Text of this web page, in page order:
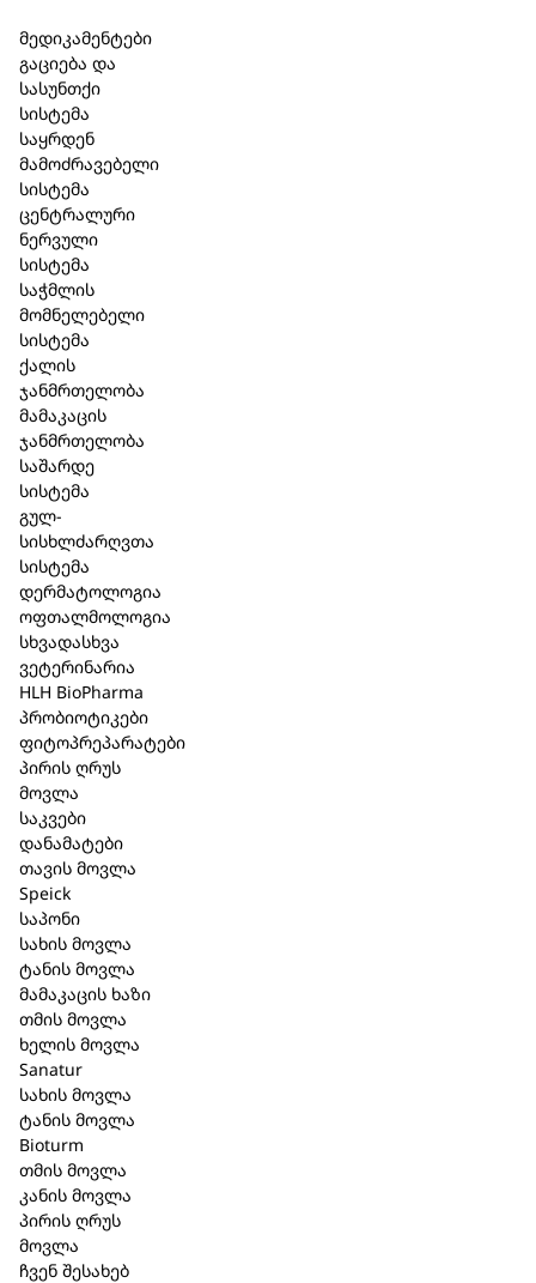
მედიკამენტები
გაციება და
სასუნთქი
სისტემა
საყრდენ
მამოძრავებელი
სისტემა
ცენტრალური
ნერვული
სისტემა
საჭმლის
მომნელებელი
სისტემა
ქალის
ჯანმრთელობა
მამაკაცის
ჯანმრთელობა
საშარდე
სისტემა
გულ-
სისხლძარღვთა
სისტემა
დერმატოლოგია
ოფთალმოლოგია
სხვადასხვა
ვეტერინარია
HLH BioPharma
პრობიოტიკები
ფიტოპრეპარატები
პირის ღრუს
მოვლა
საკვები
დანამატები
თავის მოვლა
Speick
საპონი
სახის მოვლა
ტანის მოვლა
მამაკაცის ხაზი
თმის მოვლა
ხელის მოვლა
Sanatur
სახის მოვლა
ტანის მოვლა
Bioturm
თმის მოვლა
კანის მოვლა
პირის ღრუს
მოვლა
ჩვენ შესახებ
გლანდულა პარათირეო. სუის-
ინელი / Glandula parathyreoidea
suis-Injeel 1.1 მლ. 1 ამპულა
კატეგორია:ვეტერინარია
მოკლე აღწერა
ფარმაკოლოგიური ჯგუფი
ჰომეოპათიური პრეპარატი.
გამოშვების ფორმ
პარენტერალური გამოყენებისთვის.
შემადგენლობა
Clandula parathyreoidea suis D12, D30, D200.
საინექციო წყალი, ნატრიუმის ქლორიდის
იზოტონური (0,9%) ხსნარი.
ჩვენება
კოკსიტი, ჰიპერტანია, რაქიტი, ოსტეომალაცია,
ბეხტერევის დაავადება, ოსტეოქონდროზი,
ბრონქული ასთმა, პილოროსპაზმი, ფარისებრი
ჯირკვლის ექტომიის შემდგომი მდგომარეობა.